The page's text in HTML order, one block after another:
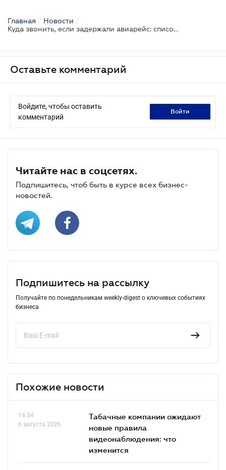
Главная / Новости /
Куда звонить, если задержали авиарейс: список номеров
Оставьте комментарий
Войдите, чтобы оставить
комментарий
войти
Читайте нас в соцсетях.
Подпишитесь, чтоб быть в курсе всех бизнес-
новостей.
Подпишитесь на рассылку
Получайте по понедельникам weekly-digest о ключевых событиях
бизнеса
Похожие новости
14.04
6 августа 2026
Табачные компании ожидают
новые правила
видеонаблюдения: что
изменится